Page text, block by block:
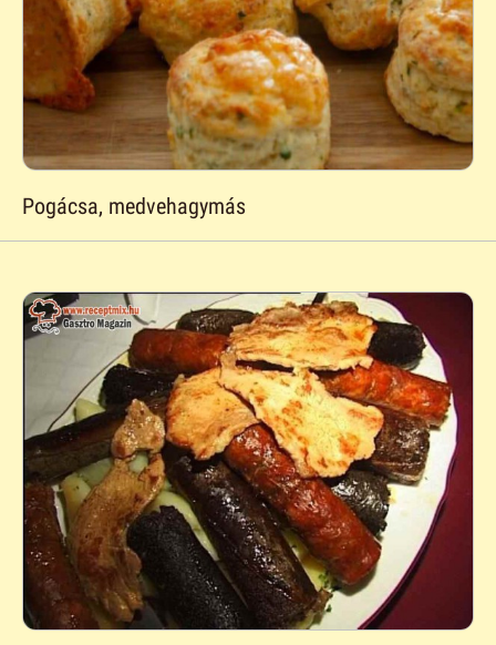
Pogácsa, medvehagymás